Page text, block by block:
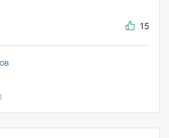
15